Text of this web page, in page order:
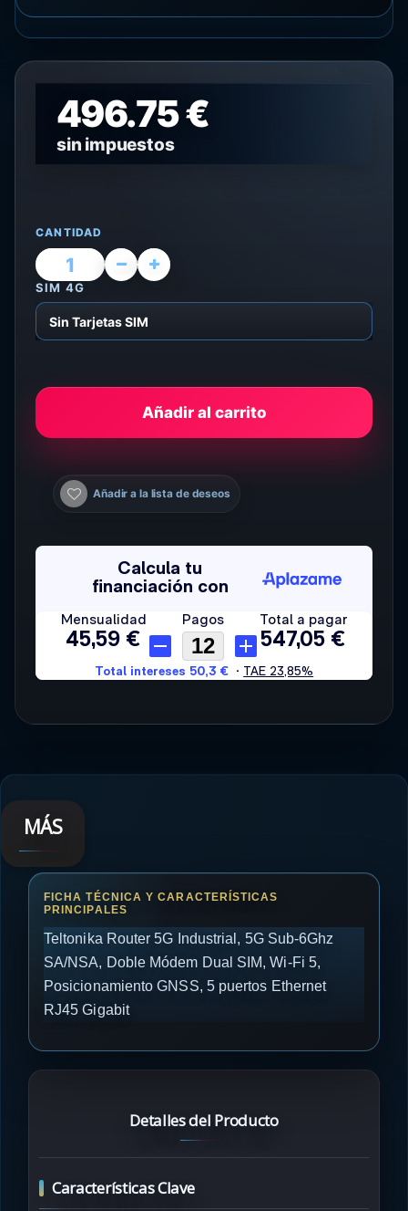
496.75 €
sin impuestos
CANTIDAD
SIM 4G
Añadir al carrito
Añadir a la lista de deseos
MÁS
Teltonika Router 5G Industrial, 5G Sub-6Ghz
SA/NSA, Doble Módem Dual SIM, Wi-Fi 5,
Posicionamiento GNSS, 5 puertos Ethernet
RJ45 Gigabit
Detalles del Producto
Características Clave